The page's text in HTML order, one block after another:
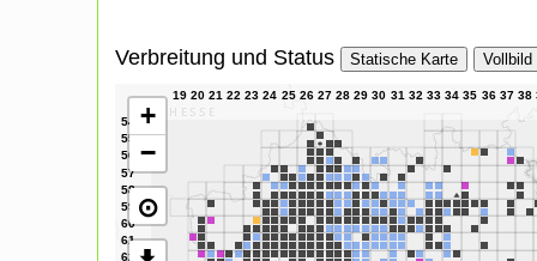
Verbreitung und Status Statische Karte Vollbild
+
−
⊙